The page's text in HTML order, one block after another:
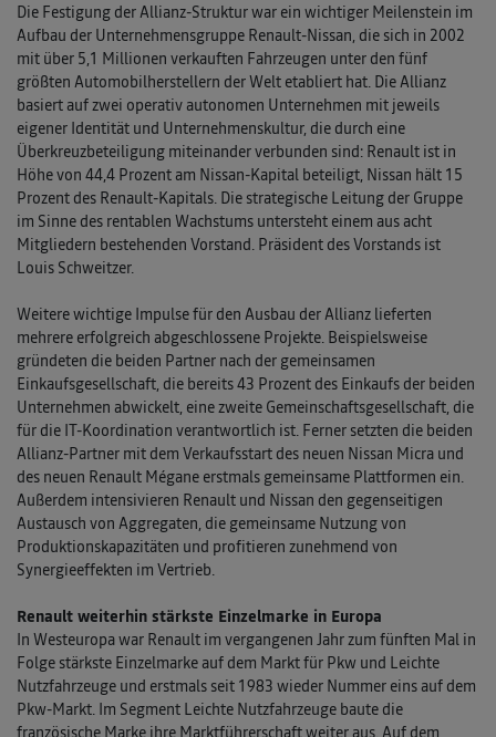
Die Festigung der Allianz-Struktur war ein wichtiger Meilenstein im
Aufbau der Unternehmensgruppe Renault-Nissan, die sich in 2002
mit über 5,1 Millionen verkauften Fahrzeugen unter den fünf
größten Automobilherstellern der Welt etabliert hat. Die Allianz
basiert auf zwei operativ autonomen Unternehmen mit jeweils
eigener Identität und Unternehmenskultur, die durch eine
Überkreuzbeteiligung miteinander verbunden sind: Renault ist in
Höhe von 44,4 Prozent am Nissan-Kapital beteiligt, Nissan hält 15
Prozent des Renault-Kapitals. Die strategische Leitung der Gruppe
im Sinne des rentablen Wachstums untersteht einem aus acht
Mitgliedern bestehenden Vorstand. Präsident des Vorstands ist
Louis Schweitzer.
Weitere wichtige Impulse für den Ausbau der Allianz lieferten
mehrere erfolgreich abgeschlossene Projekte. Beispielsweise
gründeten die beiden Partner nach der gemeinsamen
Einkaufsgesellschaft, die bereits 43 Prozent des Einkaufs der beiden
Unternehmen abwickelt, eine zweite Gemeinschaftsgesellschaft, die
für die IT-Koordination verantwortlich ist. Ferner setzten die beiden
Allianz-Partner mit dem Verkaufsstart des neuen Nissan Micra und
des neuen Renault Mégane erstmals gemeinsame Plattformen ein.
Außerdem intensivieren Renault und Nissan den gegenseitigen
Austausch von Aggregaten, die gemeinsame Nutzung von
Produktionskapazitäten und profitieren zunehmend von
Synergieeffekten im Vertrieb.
Renault weiterhin stärkste Einzelmarke in Europa
In Westeuropa war Renault im vergangenen Jahr zum fünften Mal in
Folge stärkste Einzelmarke auf dem Markt für Pkw und Leichte
Nutzfahrzeuge und erstmals seit 1983 wieder Nummer eins auf dem
Pkw-Markt. Im Segment Leichte Nutzfahrzeuge baute die
französische Marke ihre Marktführerschaft weiter aus. Auf dem